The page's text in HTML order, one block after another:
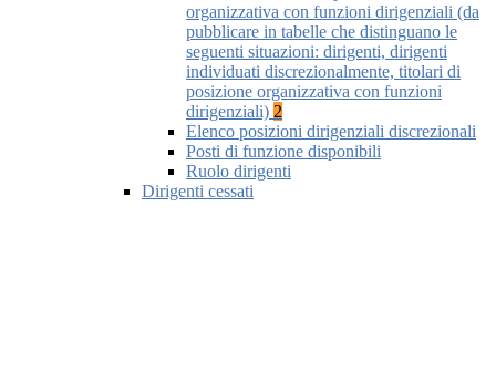
organizzativa con funzioni dirigenziali (da
pubblicare in tabelle che distinguano le
seguenti situazioni: dirigenti, dirigenti
individuati discrezionalmente, titolari di
posizione organizzativa con funzioni
dirigenziali) 2
Elenco posizioni dirigenziali discrezionali
Posti di funzione disponibili
Ruolo dirigenti
Dirigenti cessati